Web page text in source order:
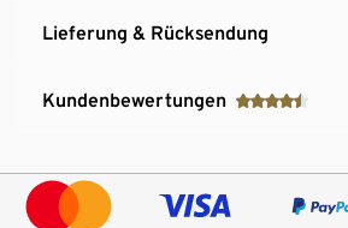
Lieferung & Rücksendung
Kundenbewertungen